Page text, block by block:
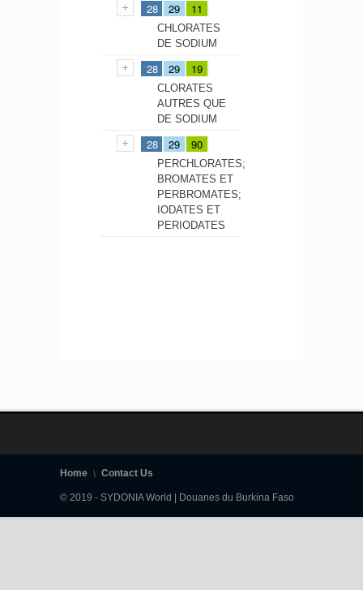
28 29 11
CHLORATES
DE SODIUM
28 29 19
CLORATES
AUTRES QUE
DE SODIUM
28 29 90
PERCHLORATES;
BROMATES ET
PERBROMATES;
IODATES ET
PERIODATES
Home Contact Us
© 2019 - SYDONIA World | Douanes du Burkina Faso